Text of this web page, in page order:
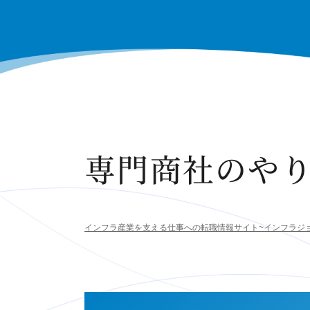
専門商社のや
インフラ産業を支える仕事への転職情報サイト~インフラジ